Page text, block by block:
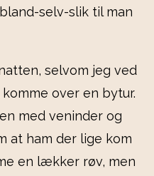
selv-slik til man
selvom jeg ved
over en bytur.
med veninder og
at ham der lige kom
en lækker røv, men